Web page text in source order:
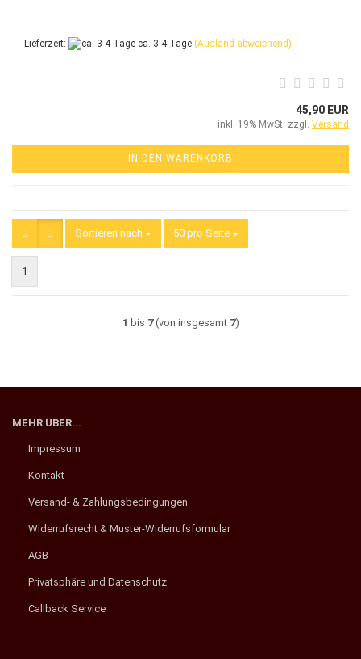
Lieferzeit: ca. 3-4 Tage (Ausland abweichend)
45,90 EUR
inkl. 19% MwSt. zzgl. Versand
IN DEN WARENKORB
Sortieren nach
Sortieren nach 50 pro Seite
pro Seite
1
1 bis 7(von insgesamt 7)
MEHR ÜBER...
Impressum
Kontakt
Versand- & Zahlungsbedingungen
Widerrufsrecht & Muster-Widerrufsformular
AGB
Privatsphäre und Datenschutz
Callback Service